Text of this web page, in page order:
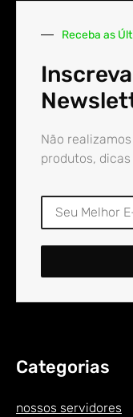
Receba as
Não
produtos,
Categorias
nossos servidores